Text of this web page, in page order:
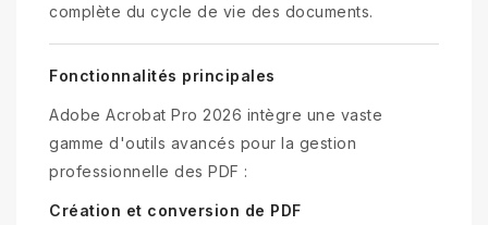
complète du cycle de vie des documents.
Fonctionnalités principales
Adobe Acrobat Pro 2026 intègre une vaste
gamme d'outils avancés pour la gestion
professionnelle des PDF :
Création et conversion de PDF